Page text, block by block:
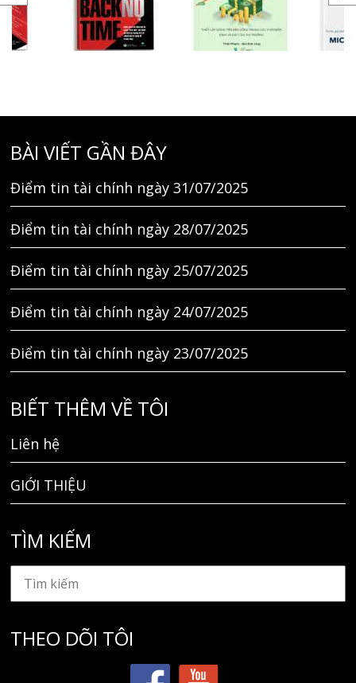
BÀI VIẾT GẦN ĐÂY
Điểm tin tài chính ngày 31/07/2025
Điểm tin tài chính ngày 28/07/2025
Điểm tin tài chính ngày 25/07/2025
Điểm tin tài chính ngày 24/07/2025
Điểm tin tài chính ngày 23/07/2025
BIẾT THÊM VỀ TÔI
Liên hệ
GIỚI THIỆU
TÌM KIẾM
THEO DÕI TÔI